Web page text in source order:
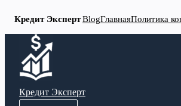
Кредит ЭкспертBlogГлавнаяПолитика
Перейти
содержимому
Кредит Эксперт